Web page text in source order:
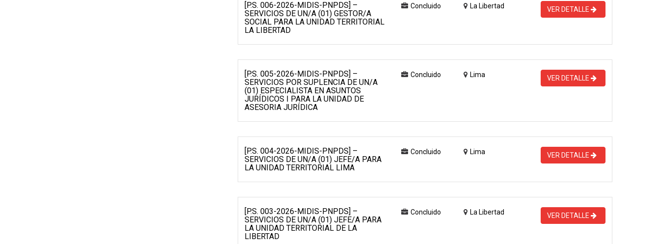
[P.S. 006-2026-MIDIS-PNPDS] –
SERVICIOS DE UN/A (01) GESTOR/A
SOCIAL PARA LA UNIDAD TERRITORIAL
LA LIBERTAD
Concluido La Libertad VER DETALLE
[P.S. 005-2026-MIDIS-PNPDS] –
SERVICIOS POR SUPLENCIA DE UN/A
(01) ESPECIALISTA EN ASUNTOS
JURÍDICOS I PARA LA UNIDAD DE
ASESORIA JURÍDICA
Concluido Lima VER DETALLE
[P.S. 004-2026-MIDIS-PNPDS] –
SERVICIOS DE UN/A (01) JEFE/A PARA
LA UNIDAD TERRITORIAL LIMA
Concluido Lima VER DETALLE
[P.S. 003-2026-MIDIS-PNPDS] –
SERVICIOS DE UN/A (01) JEFE/A PARA
LA UNIDAD TERRITORIAL DE LA
LIBERTAD
Concluido La Libertad VER DETALLE